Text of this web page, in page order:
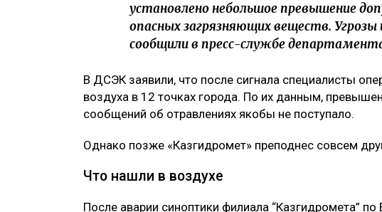
установлено небольшое превышение
опасных загрязняющих веществ. Угрозы
сообщили в пресс-службе
В ДСЭК заявили, что после сигнала специалисты
воздуха в 12 точках города. По их данным,
сообщений об отравлениях якобы не поступало.
Однако позже «Казгидромет» преподнес совсем
Что нашли в воздухе
После аварии синоптики филиала “Казгидромета”